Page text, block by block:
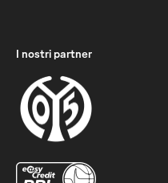
I nostri partner